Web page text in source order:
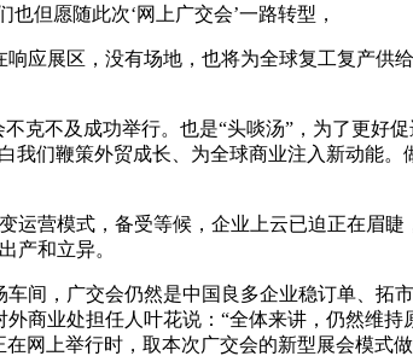
但愿随此次‘网上广交会’一路转型，
展区，没有场地，也将为全球复工复产供
不及成功举行。也是“头啖汤”，为了更好
们鞭策外贸成长、为全球商业注入新动能
模式，备受等候，企业上云已迫正在眉睫
产和立异。
，广交会仍然是中国良多企业稳订单、拓
商业处担任人叶花说：“全体来讲，仍然维
网上举行时，取本次广交会的新型展会模式做